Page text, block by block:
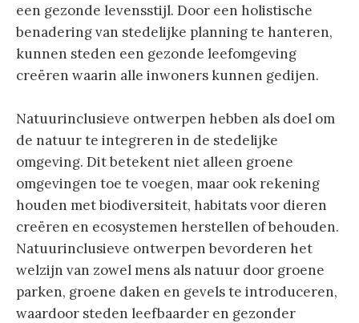
een gezonde levensstijl. Door een holistische
benadering van stedelijke planning te hanteren,
kunnen steden een gezonde leefomgeving
creëren waarin alle inwoners kunnen gedijen.
Natuurinclusieve ontwerpen hebben als doel om
de natuur te integreren in de stedelijke
omgeving. Dit betekent niet alleen groene
omgevingen toe te voegen, maar ook rekening
houden met biodiversiteit, habitats voor dieren
creëren en ecosystemen herstellen of behouden.
Natuurinclusieve ontwerpen bevorderen het
welzijn van zowel mens als natuur door groene
parken, groene daken en gevels te introduceren,
waardoor steden leefbaarder en gezonder